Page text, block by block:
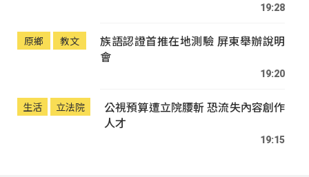
19:28
原鄉 教文
族語認證首推在地測驗 屏東舉辦說明
會
19:20
生活 立法院
公視預算遭立院腰斬 恐流失內容創作
人才
19:15